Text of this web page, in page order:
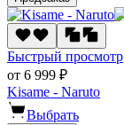
Быстрый просмотр
от 6 999 ₽
Kisame - Naruto
Выбрать